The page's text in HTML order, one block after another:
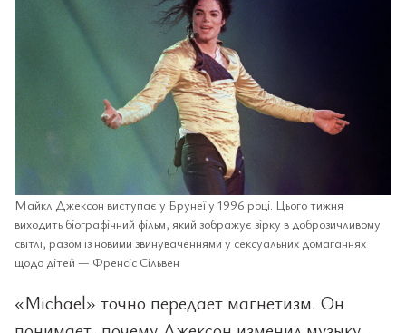
Майкл Джексон виступає у Брунеї у 1996 році. Цього тижня
виходить біографічний фільм, який зображує зірку в доброзичливому
світлі, разом із новими звинуваченнями у сексуальних домаганнях
щодо дітей — Френсіс Сільвен
«Michael» точно передает магнетизм. Он